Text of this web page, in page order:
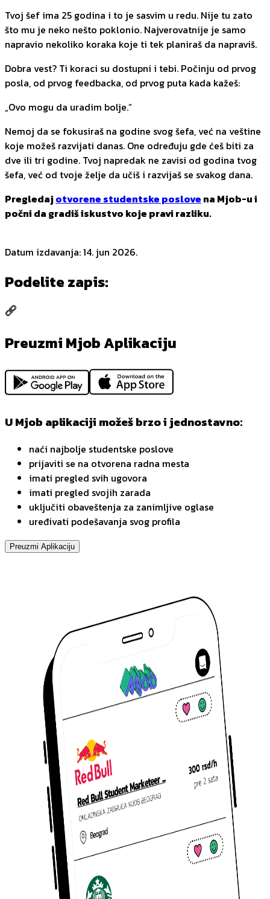
Tvoj šef ima 25 godina i to je sasvim u redu. Nije tu zato
što mu je neko nešto poklonio. Najverovatnije je samo
napravio nekoliko koraka koje ti tek planiraš da napraviš.
Dobra vest? Ti koraci su dostupni i tebi. Počinju od prvog
posla, od prvog feedbacka, od prvog puta kada kažeš:
„Ovo mogu da uradim bolje.“
Nemoj da se fokusiraš na godine svog šefa, već na veštine
koje možeš razvijati danas. One određuju gde ćeš biti za
dve ili tri godine. Tvoj napredak ne zavisi od godina tvog
šefa, već od tvoje želje da učiš i razvijaš se svakog dana.
Pregledaj otvorene studentske poslove na Mjob-u i
počni da gradiš iskustvo koje pravi razliku.
Datum izdavanja:14. jun 2026.
Podelite zapis:
Preuzmi Mjob Aplikaciju
U Mjob aplikaciji možeš brzo i jednostavno:
naći najbolje studentske poslove
prijaviti se na otvorena radna mesta
imati pregled svih ugovora
imati pregled svojih zarada
uključiti obaveštenja za zanimljive oglase
uređivati podešavanja svog profila
Preuzmi Aplikaciju